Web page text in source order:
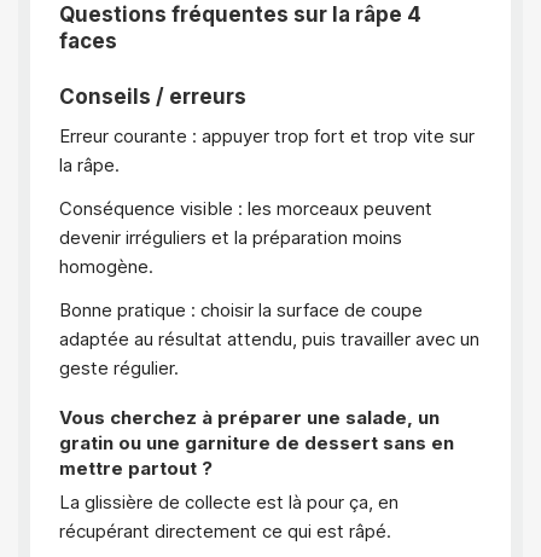
Questions fréquentes sur la râpe 4
faces
Conseils / erreurs
Erreur courante : appuyer trop fort et trop vite sur
la râpe.
Conséquence visible : les morceaux peuvent
devenir irréguliers et la préparation moins
homogène.
Bonne pratique : choisir la surface de coupe
adaptée au résultat attendu, puis travailler avec un
geste régulier.
Vous cherchez à préparer une salade, un
gratin ou une garniture de dessert sans en
mettre partout ?
La glissière de collecte est là pour ça, en
récupérant directement ce qui est râpé.